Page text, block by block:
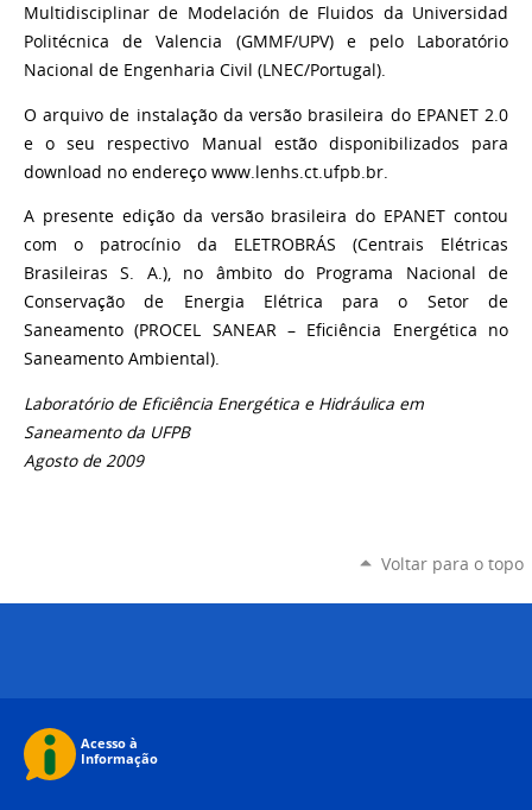
Multidisciplinar de Modelación de Fluidos da Universidad
Politécnica de Valencia (GMMF/UPV) e pelo Laboratório
Nacional de Engenharia Civil (LNEC/Portugal).
O arquivo de instalação da versão brasileira do EPANET 2.0
e o seu respectivo Manual estão disponibilizados para
download no endereço www.lenhs.ct.ufpb.br.
A presente edição da versão brasileira do EPANET contou
com o patrocínio da ELETROBRÁS (Centrais Elétricas
Brasileiras S. A.), no âmbito do Programa Nacional de
Conservação de Energia Elétrica para o Setor de
Saneamento (PROCEL SANEAR – Eficiência Energética no
Saneamento Ambiental).
Laboratório de Eficiência Energética e Hidráulica em
Saneamento da UFPB
Agosto de 2009
Voltar para o topo